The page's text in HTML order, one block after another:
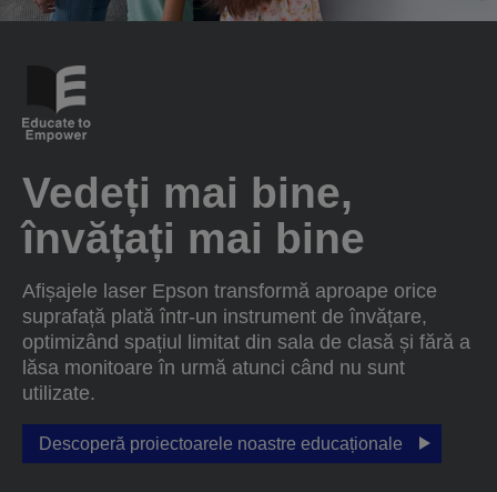
Vedeți mai bine,
învățați mai bine
Afișajele laser Epson transformă aproape orice
suprafață plată într-un instrument de învățare,
optimizând spațiul limitat din sala de clasă și fără a
lăsa monitoare în urmă atunci când nu sunt
utilizate.
Descoperă proiectoarele noastre educaționale